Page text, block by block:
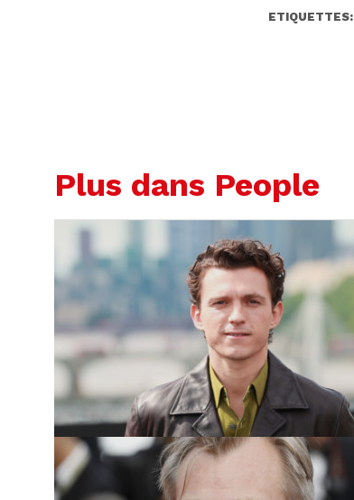
ETIQUETTES:
Plus dans People